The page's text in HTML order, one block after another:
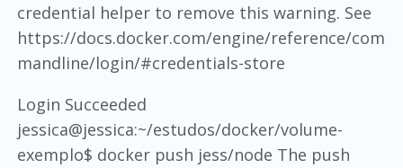
credential helper to remove this warning. See
https://docs.docker.com/engine/reference/com
mandline/login/#credentials-store
Login Succeeded
jessica@jessica:~/estudos/docker/volume-
exemplo$ docker push jess/node The push